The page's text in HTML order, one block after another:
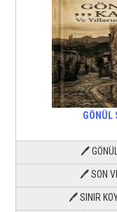
GÖNÜL
🖊
🖊 SON
🖊 SINIR